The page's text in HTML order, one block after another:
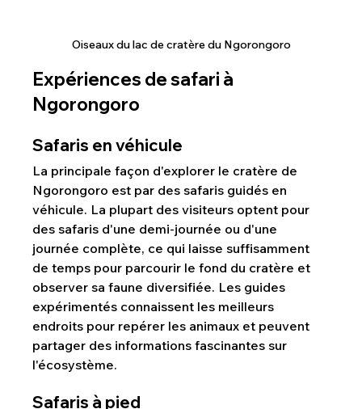
Oiseaux du lac de cratère du Ngorongoro
Expériences de safari à
Ngorongoro
Safaris en véhicule
La principale façon d'explorer le cratère de
Ngorongoro est par des safaris guidés en
véhicule. La plupart des visiteurs optent pour
des safaris d'une demi-journée ou d'une
journée complète, ce qui laisse suffisamment
de temps pour parcourir le fond du cratère et
observer sa faune diversifiée. Les guides
expérimentés connaissent les meilleurs
endroits pour repérer les animaux et peuvent
partager des informations fascinantes sur
l'écosystème.
Safaris à pied